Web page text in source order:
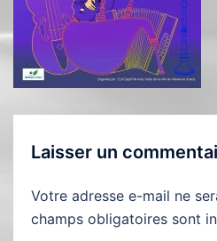
Laisser un
Votre adresse e-mail ne
champs obligatoires sont